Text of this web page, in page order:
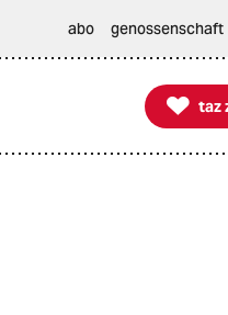
abo genossenschaft

taz zahl
taz